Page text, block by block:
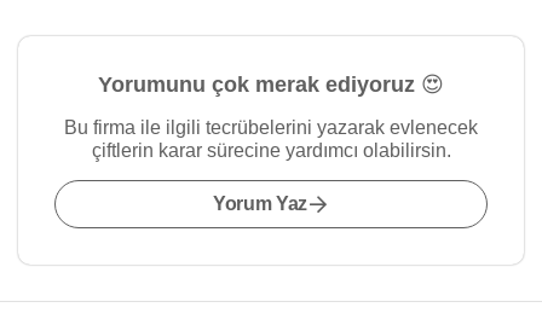
Yorumunu çok merak ediyoruz 😍
Bu firma ile ilgili tecrübelerini yazarak evlenecek
çiftlerin karar sürecine yardımcı olabilirsin.
Yorum Yaz